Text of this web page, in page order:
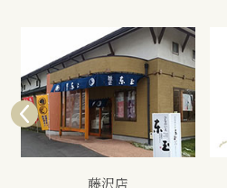
全国お取り扱い店舗